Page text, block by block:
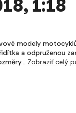
1:18
modely
a odpruženou
Zobraziť celý